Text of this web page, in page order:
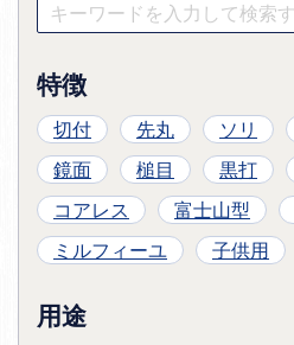
特徴
切付 先丸 ソリ
鏡面
槌目 黒打
コアレス
富士山型
ミルフィーユ
子供用
用途